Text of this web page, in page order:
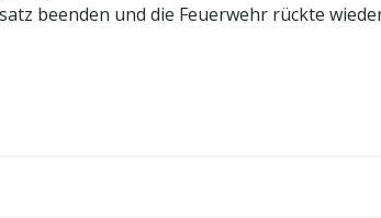
beenden und die Feuerwehr rückte